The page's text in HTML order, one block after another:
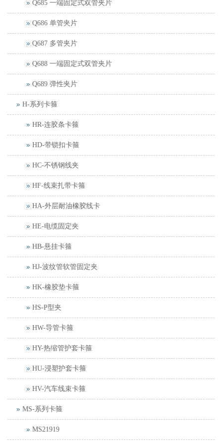
Q685 一端固定式双管夹片
Q686 单管夹片
Q687 多管夹片
Q688 一端固定式双管夹片
Q689 弹性夹片
H-系列卡箍
HR-连胶条卡箍
HD-带锁扣卡箍
HC-不锈钢线夹
HF-线束扎带卡箍
HA-外层耐油橡胶线卡
HE-电缆固定夹
HB-悬挂卡箍
HJ-波纹管软管固定夹
HK-橡胶垫卡箍
HS-P型夹
HW-导管卡箍
HY-热缩管护套卡箍
HU-浸塑护套卡箍
HV-汽车线束卡箍
MS-系列卡箍
MS21919